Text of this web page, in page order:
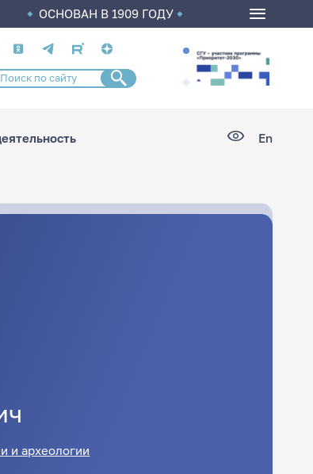
ОСНОВАН В 1909 ГОДУ
En
и археологии